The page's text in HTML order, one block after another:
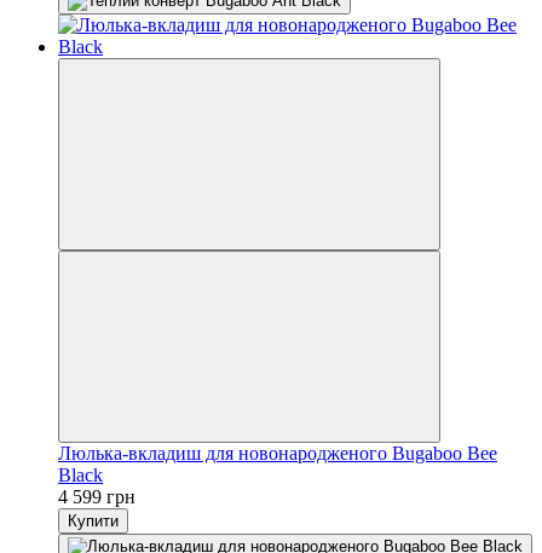
Люлька-вкладиш для новонародженого Bugaboo Bee
Black
4 599 грн
Купити